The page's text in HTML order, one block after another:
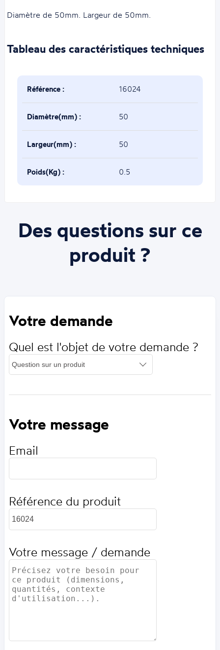
Diamètre de 50mm. Largeur de 50mm.
Tableau des caractéristiques techniques
Référence : 16024
Diamètre(mm) : 50
Largeur(mm) : 50
Poids(Kg) : 0.5
Des questions sur ce
produit ?
Votre demande
Quel est l'objet de votre demande ?
Votre message
Email
Référence du produit
Votre message / demande